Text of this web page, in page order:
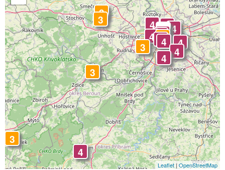
4
4
4
4
-
4
4
3
4 4
3
44 4
4
3
3
3
3
Leaflet | OpenStreetMap